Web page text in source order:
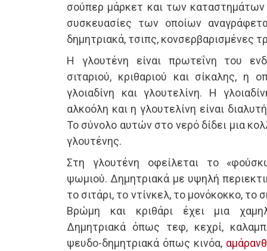
σούπερ μάρκετ και των καταστημάτων
συσκευασίες των οποίων
δημητριακά, τσιπς, κονσερβαρισμένες
Η γλουτένη είναι πρωτεΐνη του
σιταριού, κριθαριού και σίκαλης, η
γλοιαδίνη και γλουτελίνη. Η
αλκοόλη και η γλουτελίνη είναι
Το σύνολο αυτών στο νερό δίδει μια
γλουτένης.
Στη γλουτένη οφείλεται το
ψωμιού. Δημητριακά με υψηλή
το σιτάρι, το ντίνκελ, το μονόκοκκο, το
Βρώμη και κριθάρι έχει μια
Δημητριακά όπως τεφ, κεχρί,
ψευδο-δημητριακά όπως κινόα,